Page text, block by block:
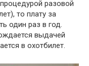
разовой
то плату за
один раз в год.
выдачей
в охотбилет.